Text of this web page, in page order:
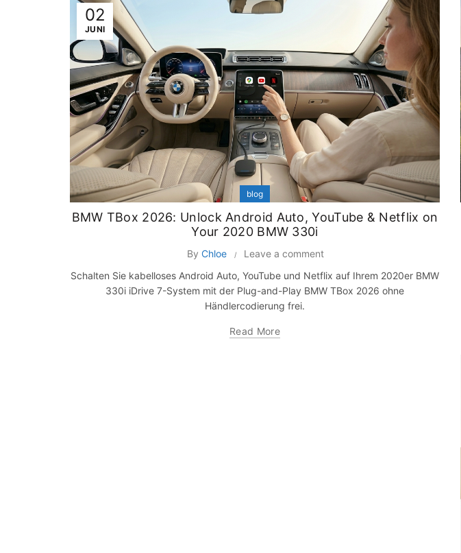
02
JUNI
blog
BMW TBox 2026: Unlock Android Auto, YouTube & Netflix on
Your 2020 BMW 330i
By Chloe
Leave a comment
Schalten Sie kabelloses Android Auto, YouTube und Netflix auf Ihrem 2020er BMW
330i iDrive 7-System mit der Plug-and-Play BMW TBox 2026 ohne
Händlercodierung frei.
Read More